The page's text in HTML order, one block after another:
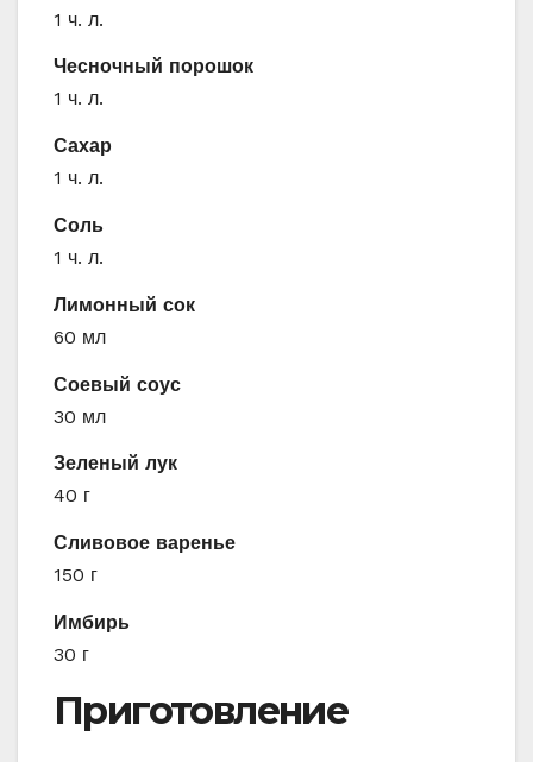
1 ч. л.
Чесночный порошок
1 ч. л.
Сахар
1 ч. л.
Соль
1 ч. л.
Лимонный сок
60 мл
Соевый соус
30 мл
Зеленый лук
40 г
Сливовое варенье
150 г
Имбирь
30 г
Приготовление